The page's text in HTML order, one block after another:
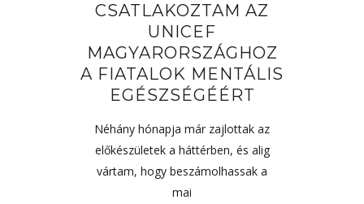
CSATLAKOZTAM AZ
UNICEF
MAGYARORSZÁGHOZ
A FIATALOK MENTÁLIS
EGÉSZSÉGÉÉRT
Néhány hónapja már zajlottak az
előkészületek a háttérben, és alig
vártam, hogy beszámolhassak a
mai